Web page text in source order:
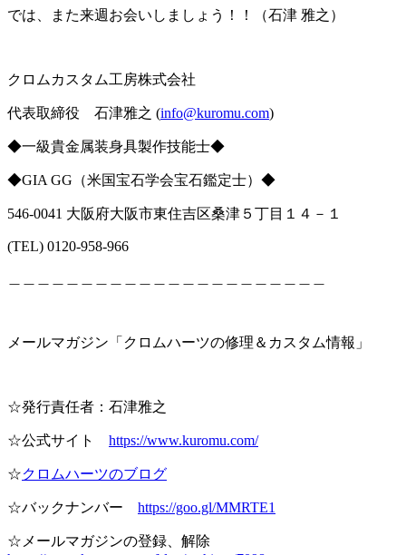
では、また来週お会いしましょう！！（石津 雅之）
クロムカスタム工房株式会社
代表取締役 石津雅之 (info@kuromu.com)
◆一級貴金属装身具製作技能士◆
◆GIA GG （米国宝石学会宝石鑑定士） ◆
546-0041 大阪府大阪市東住吉区桑津５丁目１４－１
(TEL) 0120-958-966
メールマガジン「クロムハーツの修理＆カスタム情報」
☆発行責任者：石津雅之
☆公式サイト https://www.kuromu.com/
☆クロムハーツのブログ
☆バックナンバー https://goo.gl/MMRTE1
☆メールマガジンの登録、解除